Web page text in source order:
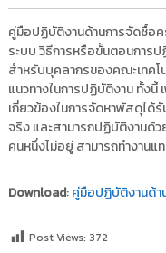
i
t
o
r
y
:
ค
ง
อ
ธั
ญ
รี
คู่มือปฏิบัติงานด้านการจัดซื้อ
ระบบ วิธีการหรือขั้นตอนการ
สำหรับบุคลากรของคณะเทค
แนวทางในการปฏิบัติงาน ทั้ง
เกี่ยวข้องในการจัดหาพัสดุได้รั
จริง และสามารถปฏิบัติงานด้
คนหนึ่งไม่อยู่ สามารถทำงานแ
Download:คู่มือปฏิบัติงานด้
Post Views: 372